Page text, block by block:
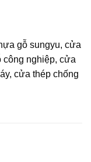
gỗ sungyu, cửa
công nghiệp, cửa
cửa thép chống